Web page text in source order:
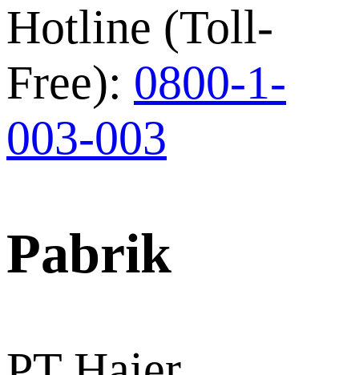
Hotline (Toll-
Free): 0800-1-
003-003
Pabrik